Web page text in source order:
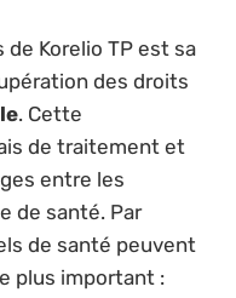
Korelio TP est sa
des droits
. Cette
de traitement et
entre les
de santé. Par
de santé peuvent
plus important :